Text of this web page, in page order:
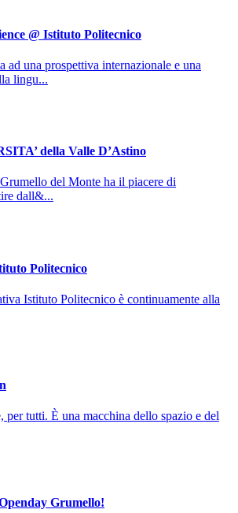
@ Istituto Politecnico
ad una prospettiva internazionale e una
lingu...
della Valle D’Astino
del Monte ha il piacere di
dall&...
Politecnico
Istituto Politecnico è continuamente alla
per tutti. È una macchina dello spazio e del
Grumello!